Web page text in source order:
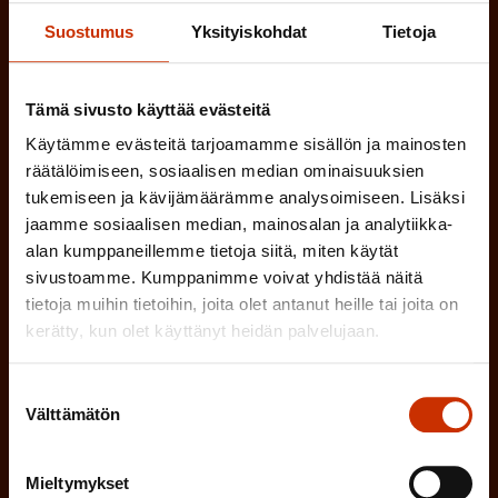
Suostumus Yksityiskohdat Tietoja
Tämä sivusto käyttää evästeitä
Käytämme evästeitä tarjoamamme sisällön ja mainosten
räätälöimiseen, sosiaalisen median ominaisuuksien
tukemiseen ja kävijämäärämme analysoimiseen. Lisäksi
jaamme sosiaalisen median, mainosalan ja analytiikka-
alan kumppaneillemme tietoja siitä, miten käytät
sivustoamme. Kumppanimme voivat yhdistää näitä
tietoja muihin tietoihin, joita olet antanut heille tai joita on
kerätty, kun olet käyttänyt heidän palvelujaan.
valinta
Välttämätön
Mieltymykset
k
l
l
i
n
e
n
)
Sukunimi
P
a
k
o
l
l
i
n
P
a
k
o
l
l
Mikä tai mitkä näistä kuvaavat sinua
parhaiten?
LUOTTAMUSMIES
TYÖNANTAJAN EDUSTAJA